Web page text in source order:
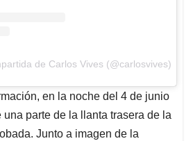
de Carlos Vives (@carlosvives)
en la noche del 4 de junio
parte de la llanta trasera de la
Junto a imagen de la